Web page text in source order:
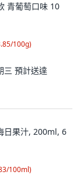
青葡萄口味 10
100g)
三 預計送達
日果汁, 200ml, 6
100ml)